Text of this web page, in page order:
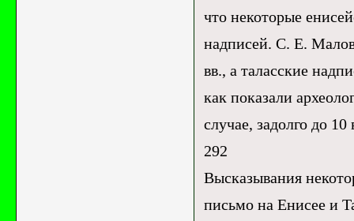
что некоторые
надписей. С. Е. Малов
вв., а таласские
как показали
случае, задолго до 10
292
Высказывания
письмо на Енисее и